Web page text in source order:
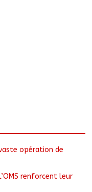
opération de
renforcent leur